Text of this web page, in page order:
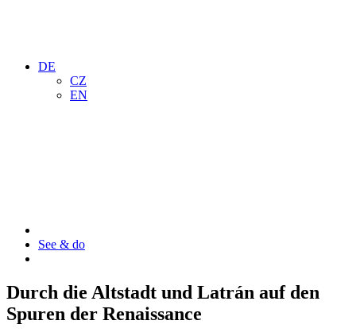
DE
CZ
EN
See & do
Durch die Altstadt und Latrán auf den
Spuren der Renaissance